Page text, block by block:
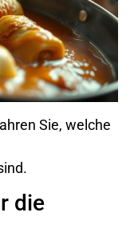
Sie, welche
die